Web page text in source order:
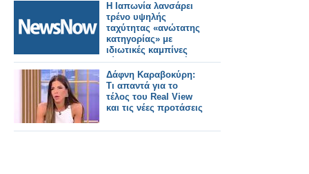
Η Ιαπωνία λανσάρει
τρένο υψηλής
ταχύτητας «ανώτατης
κατηγορίας» με
ιδιωτικές καμπίνες
τύπου αεροπορικής
εταιρείας.
Δάφνη Καραβοκύρη:
Τι απαντά για το
τέλος του Real View
και τις νέες προτάσεις